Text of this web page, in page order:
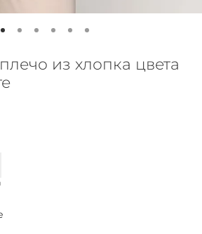
из хлопка цвета